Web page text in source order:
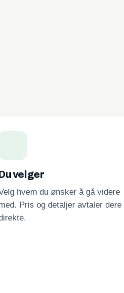
velger
hvem du ønsker å gå videre
Pris og detaljer avtaler dere